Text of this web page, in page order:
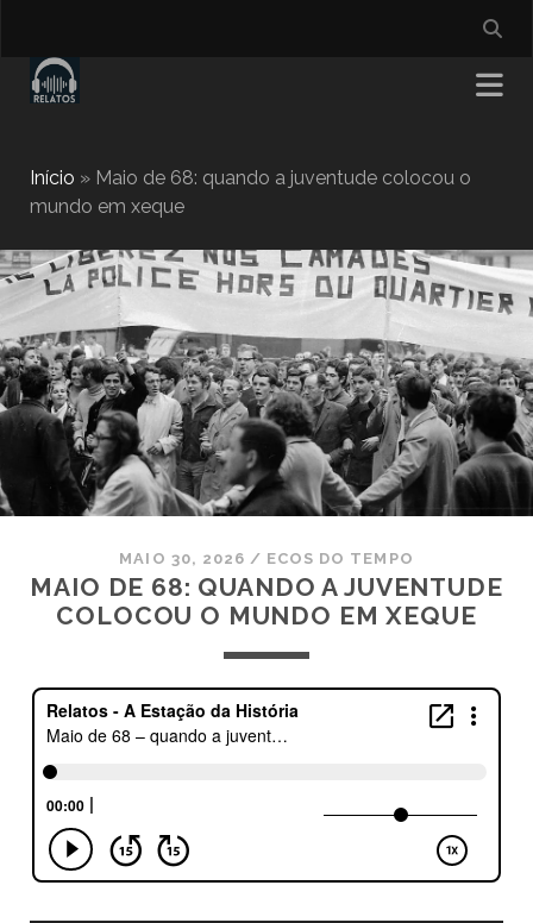
Início » Maio de 68: quando a juventude colocou o
mundo em xeque
MAIO 30, 2026 / ECOS DO TEMPO
MAIO DE 68: QUANDO A JUVENTUDE
COLOCOU O MUNDO EM XEQUE